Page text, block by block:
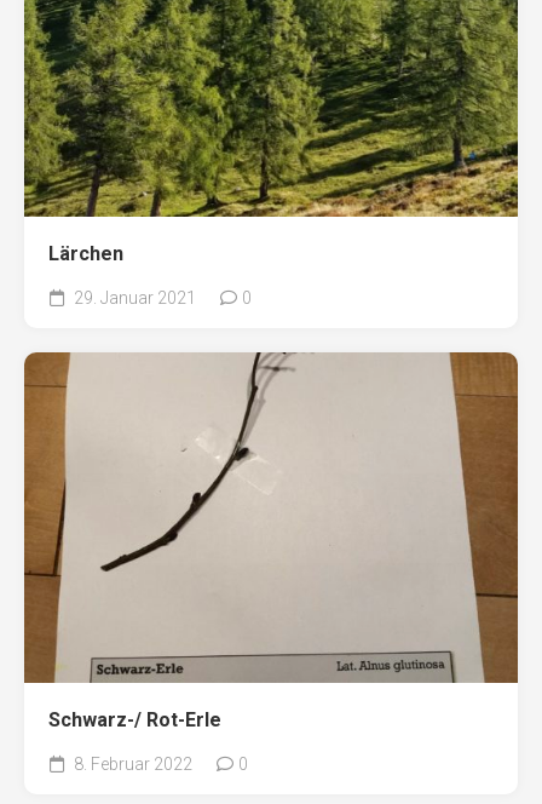
Lärchen
29. Januar 2021 0
Schwarz-/ Rot-Erle
8. Februar 2022 0